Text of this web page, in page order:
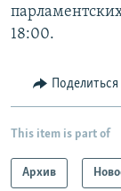
18:00.
Поделиться
This item is part of
Архив